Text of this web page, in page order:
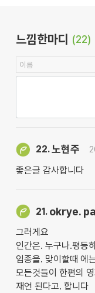
느낌한마디 (22)
22.노현주
좋은글 감사합니다
21. okrye.
그러게요
인간은. 누구나.평등
임종을. 맞이할때 에
모든것들이 한편의
재언 된다고. 합니다